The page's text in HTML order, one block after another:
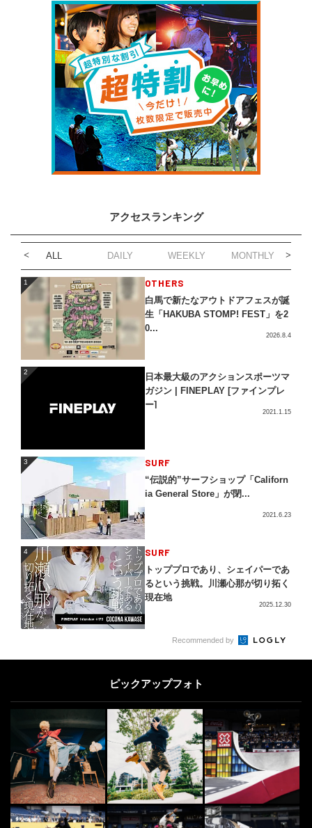
アクセスランキング
ALL DAILY WEEKLY MONTHLY
1 OTHERS
白馬で新たなアウトドアフェスが誕
生「HAKUBA STOMP! FEST」を2
0...
2026.8.4
2
日本最大級のアクションスポーツマ
ガジン | FINEPLAY [ファインプレ
ー]
2021.1.15
3 SURF
“伝説的”サーフショップ「Californ
ia General Store」が閉...
2021.6.23
4 SURF
トッププロであり、シェイパーであ
るという挑戦。川瀬心那が切り拓く
現在地
2025.12.30
FREESTYLE
フリースタイルフットボール初心者
DANCE
“ケント・モリ” マドンナとマイケ
ル・ジャクソンが取合った超実力派
日本人ダンサー
2014.5.13
7 CLIMB
6
7
Recommended by
ピックアップフォト